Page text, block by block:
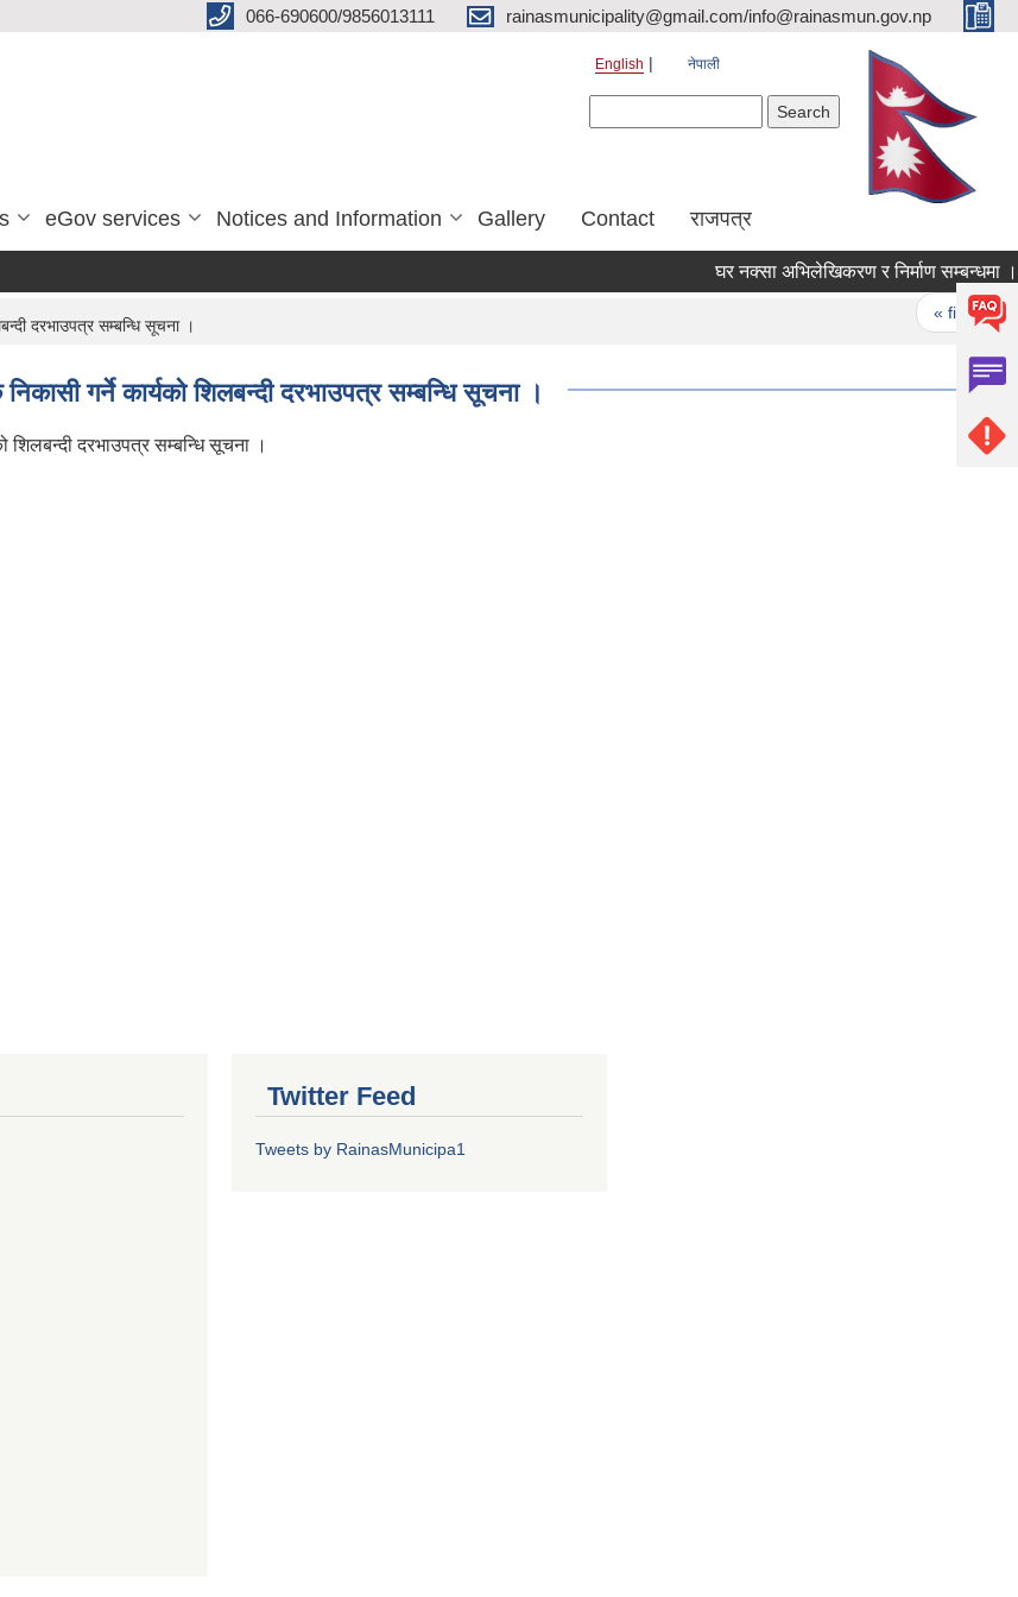
066-690600/9856013111 rainasmunicipality@gmail.com/info@rainasmun.gov.np
English नेपाली
eGov services Notices and Information Gallery Contact राजपत्र
घर नक्सा अभिलेखिकरण र निर्माण सम्बन्धमा ।
« first
दरभाउपत्र सम्बन्धि सूचना ।
गर्ने कार्यको शिलबन्दी दरभाउपत्र सम्बन्धि सूचना ।
दरभाउपत्र सम्बन्धि सूचना ।
Twitter Feed
Tweets by RainasMunicipa1